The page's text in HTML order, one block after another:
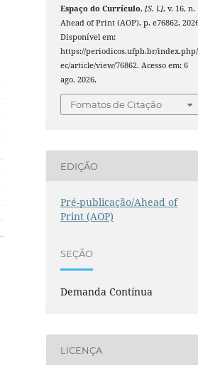
Espaço do Currículo,[S. l.], v. 16, n.
Ahead of Print (AOP), p. e76862,
Disponível em:
https://periodicos.ufpb.br/
ec/article/view/76862. Acesso em: 6
ago. 2026.
Fomatos de Citação
EDIÇÃO
Pré-publicação/Ahead of
Print (AOP)
SEÇÃO
Demanda Contínua
LICENÇA